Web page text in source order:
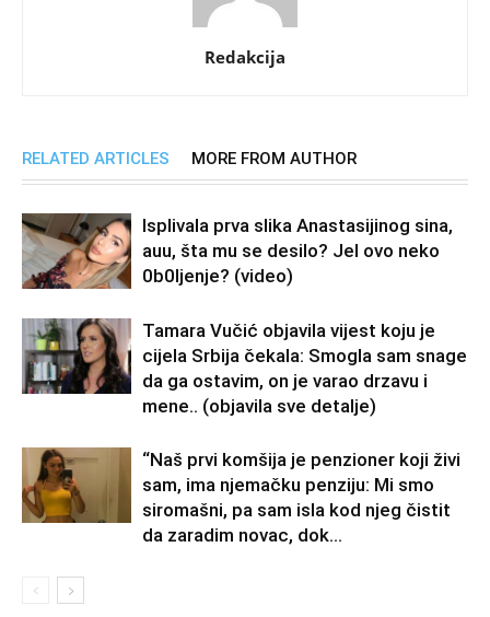
Redakcija
RELATED ARTICLES MORE FROM AUTHOR
Isplivala prva slika Anastasijinog sina,
auu, šta mu se desilo? Jel ovo neko
0b0Ijenje? (video)
Tamara Vučić objavila vijest koju je
cijela Srbija čekala: Smogla sam snage
da ga ostavim, on je varao drzavu i
mene.. (objavila sve detalje)
“Naš prvi komšija je penzioner koji živi
sam, ima njemačku penziju: Mi smo
siromašni, pa sam isla kod njeg čistit
da zaradim novac, dok...